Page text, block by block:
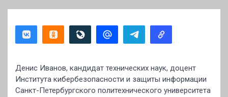
Денис Иванов, кандидат технических наук, доцент
Института кибербезопасности и защиты информации
Санкт-Петербургского политехнического университета